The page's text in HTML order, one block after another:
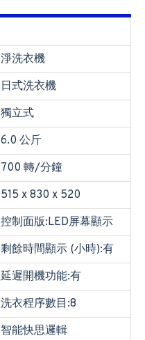
淨洗衣機
日式洗衣機
獨立式
6.0 公斤
700 轉/分鐘
515 x 830 x 520
控制面版:LED屏幕顯示
剩餘時間顯示 (小時):有
延遲開機功能:有
洗衣程序數目:8
智能快思邏輯